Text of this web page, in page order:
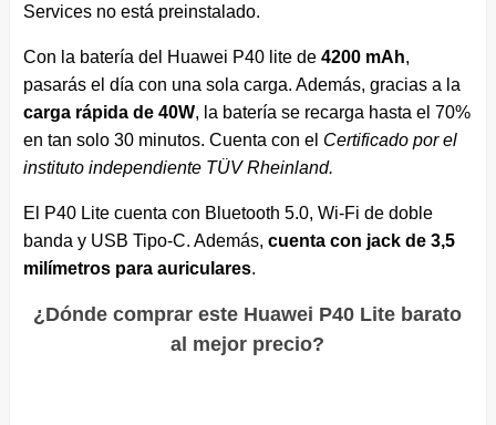
Services no está preinstalado.
Con la batería del Huawei P40 lite de 4200 mAh,
pasarás el día con una sola carga. Además, gracias a la
carga rápida de 40W, la batería se recarga hasta el 70%
en tan solo 30 minutos. Cuenta con el Certificado por el
instituto independiente TÜV Rheinland.
El P40 Lite cuenta con Bluetooth 5.0, Wi-Fi de doble
banda y USB Tipo-C. Además, cuenta con jack de 3,5
milímetros para auriculares.
¿Dónde comprar este Huawei P40 Lite barato
al mejor precio?